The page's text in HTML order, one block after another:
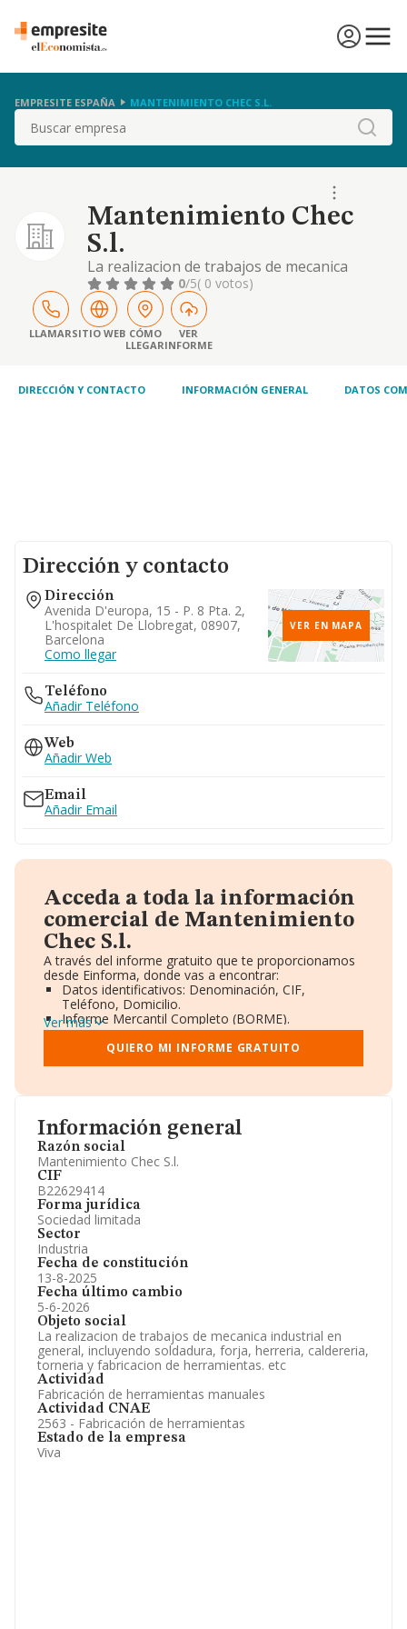
EMPRESITE ESPAÑA MANTENIMIENTO CHEC S.L.
Buscar
Mantenimiento Chec
S.l.
La realizacion de trabajos de mecanica
industrial en general, incluyendo soldadura,
forja, herreria, caldereria, torneria y
fabricacion de herramientas. etc
0/5( 0 votos)
LLAMARSITIO WEB CÓMO
LLEGAR
VER
INFORME
DIRECCIÓN Y CONTACTO INFORMACIÓN GENERAL DATOS
Información general
Razón social
Mantenimiento Chec S.l.
CIF
B22629414
Forma jurídica
Sociedad limitada
Sector
Industria
Fecha de constitución
13-8-2025
Fecha último cambio
5-6-2026
Objeto social
La realizacion de trabajos de mecanica industrial en
general, incluyendo soldadura, forja, herreria, caldereria,
torneria y fabricacion de herramientas. etc
Actividad
Fabricación de herramientas manuales
Actividad CNAE
2563 - Fabricación de herramientas
Estado de la empresa
Viva
Dirección y contacto
Dirección
Avenida D'europa, 15 - P. 8 Pta. 2,
L'hospitalet De Llobregat, 08907,
Barcelona
Como llegar
VER EN MAPA
Teléfono
Añadir Teléfono
Web
Añadir Web
Email
Añadir Email
Acceda a toda la información
comercial de Mantenimiento
Chec S.l.
A través del informe gratuito que te proporcionamos
desde Einforma, donde vas a encontrar:
Datos identificativos: Denominación, CIF,
Teléfono, Domicilio.
Informe Mercantil Completo (BORME).
Gráficos de Evolución Ventas y Empleados.
Consejo de Administración y Administradores.
Directivos y Ejecutivos.
Información oficial y registral complementaria.
Ver más
QUIERO MI INFORME GRATUITO